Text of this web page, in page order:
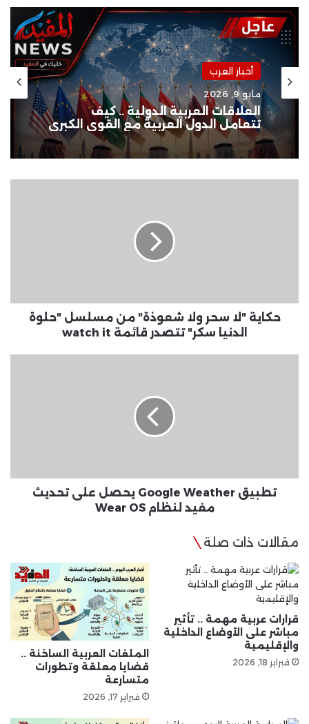
أخبار العرب
مايو 9, 2026
العلاقات العربية الدولية .. كيف
تتعامل الدول العربية مع القوى الكبرى
الدنيا
سكر"حكاية "لا سحر ولا شعوذة" من مسلسل "حلوة
الدنيا سكر" تتصدر قائمة watch it
Wear
تطبيق Google Weather يحصل على تحديث
مفيد لنظام Wear OS
مقالات ذات صلة
قرارات عربية مهمة .. تأثير
مباشر على الأوضاع الداخلية
والإقليمية
فبراير 18, 2026
الملفات العربية الساخنة ..
قضايا معلقة وتطورات
متسارعة
فبراير 17, 2026